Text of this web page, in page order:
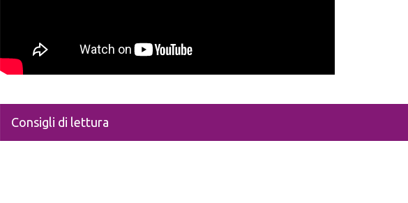
Consigli di lettura